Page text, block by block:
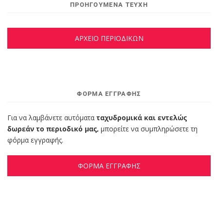
ΠΡΟΗΓΟΥΜΕΝΑ ΤΕΥΧΗ
ΑΡΧΕΙΟ ΠΕΡΙΟΔΙΚΩΝ
ΦΌΡΜΑ ΕΓΓΡΑΦΉΣ
Για να λαμβάνετε αυτόματα ταχυδρομικά και εντελώς
δωρεάν το περιοδικό μας, μπορείτε να συμπληρώσετε τη
φόρμα εγγραφής.
ΦΟΡΜΑ ΕΓΓΡΑΦΗΣ